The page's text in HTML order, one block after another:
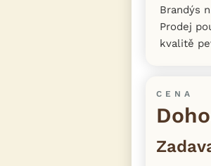
Brandýs
Prodej
kvalitě
CENA